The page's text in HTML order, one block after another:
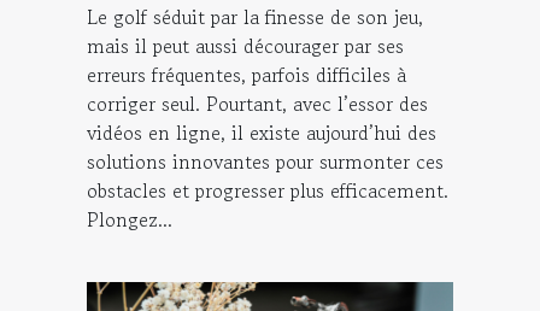
Le golf séduit par la finesse de son jeu,
mais il peut aussi décourager par ses
erreurs fréquentes, parfois difficiles à
corriger seul. Pourtant, avec l’essor des
vidéos en ligne, il existe aujourd’hui des
solutions innovantes pour surmonter ces
obstacles et progresser plus efficacement.
Plongez...